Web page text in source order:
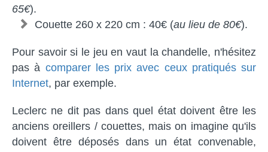
65€).
Couette 260 x 220 cm : 40€ (au lieu de 80€).
Pour savoir si le jeu en vaut la chandelle, n'hésitez
pas à comparer les prix avec ceux pratiqués sur
Internet, par exemple.
Leclerc ne dit pas dans quel état doivent être les
anciens oreillers / couettes, mais on imagine qu'ils
doivent être déposés dans un état convenable,